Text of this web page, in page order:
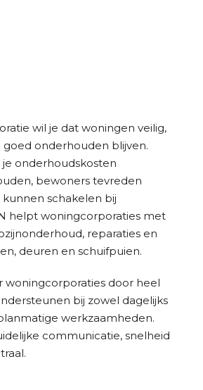
wil je dat woningen veilig,
onderhouden blijven.
je onderhoudskosten
bewoners tevreden
schakelen bij
helpt woningcorporaties met
reparaties en
deuren en schuifpuien.
woningcorporaties door heel
bij zowel dagelijks
werkzaamheden.
communicatie, snelheid